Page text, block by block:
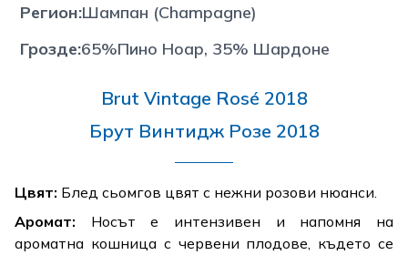
Регион:Шампан (Champagne)
Грозде:65%Пино Ноар, 35% Шардоне
Brut Vintage Rosé 2018
Брут Винтидж Розе 2018
Цвят: Блед сьомгов цвят с нежни розови нюанси.
Аромат: Носът е интензивен и напомня на
ароматна кошница с червени плодове, където се